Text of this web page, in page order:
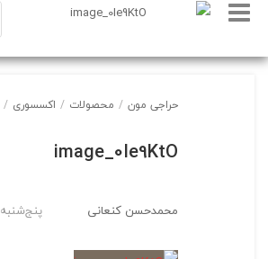
حراجی مون / محصولات / اکسسوری /
image_0Ie9KtO
محمدحسن کنعانی پنج‌شنبه 4 دی 04 | 20:55